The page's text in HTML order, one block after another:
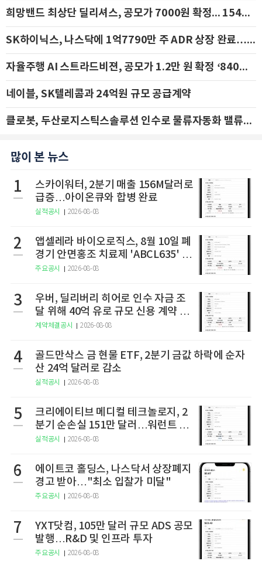
희망밴드 최상단 딜리셔스, 공모가 7000원 확정... 154억 규모 IPO 돌입
SK하이닉스, 나스닥에 1억7790만 주 ADR 상장 완료…29일 국내 추가 상장
자율주행 AI 스트라드비젼, 공모가 1.2만 원 확정 ‘840억 수혈’
네이블, SK텔레콤과 24억원 규모 공급계약
클로봇, 두산로지스틱스솔루션 인수로 물류자동화 밸류체인 확장 추진 - IBK투자증권
많이 본 뉴스
1
스카이워터, 2분기 매출 156M달러로
급증…아이온큐와 합병 완료
실적공시 2026-08-08
2
앱셀레라 바이오로직스, 8월 10일 폐
경기 안면홍조 치료제 'ABCL635' 임
상 2상 결과 발표
주요공시 2026-08-08
3
우버, 딜리버리 히어로 인수 자금 조
달 위해 40억 유로 규모 신용 계약 체
결
계약체결공시 2026-08-08
4
골드만삭스 금 현물 ETF, 2분기 금값 하락에 순자
산 24억 달러로 감소
실적공시 2026-08-08
5
크리에이티브 메디컬 테크놀로지, 2
분기 순손실 151만 달러…워런트 행
사로 446만 달러 조달
실적공시 2026-08-08
6
에이트코 홀딩스, 나스닥서 상장폐지
경고 받아…"최소 입찰가 미달"
주요공시 2026-08-08
7
YXT닷컴, 105만 달러 규모 ADS 공모
발행…R&D 및 인프라 투자
주요공시 2026-08-08